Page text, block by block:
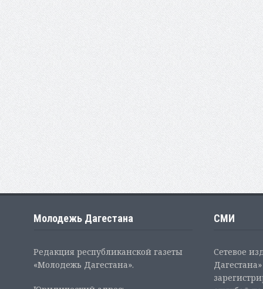
Молодежь Дагестана
Редакция республиканской газеты
«Молодежь Дагестана».
СМИ
Сетевое